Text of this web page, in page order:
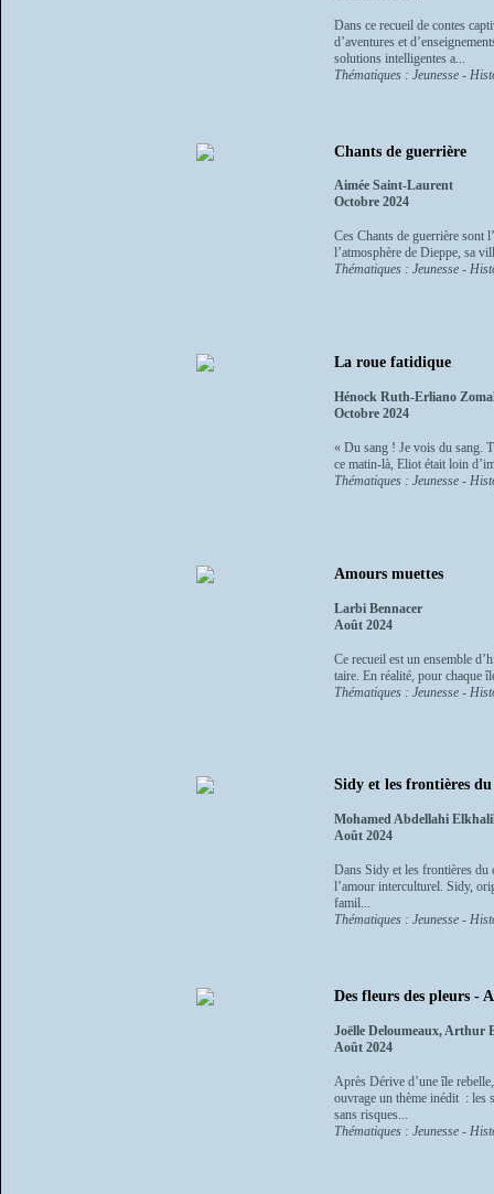
Dans ce recueil de contes
d’aventures et
solutions intelligentes a...
Thématiques : Jeunesse -
Chants de guerrière
Aimée Saint-Laurent
Octobre 2024
Ces Chants de guerrière sont
l’atmosphère de Dieppe, sa
Thématiques : Jeunesse -
La roue fatidique
Hénock Ruth-Erliano
Octobre 2024
« Du sang ! Je vois du sang.
ce matin-là, Eliot était loin
Thématiques : Jeunesse -
Amours muettes
Larbi Bennacer
Août 2024
Ce recueil est un ensemble
taire. En réalité, pour chaque
Thématiques : Jeunesse -
Sidy et les frontières
Mohamed Abdellahi
Août 2024
Dans Sidy et les frontières
l’amour interculturel. Sidy,
famil...
Thématiques : Jeunesse -
Des fleurs des pleurs -
Joëlle Deloumeaux, Arthur
Août 2024
Après Dérive d’une île
ouvrage un thème inédit : les
sans risques...
Thématiques : Jeunesse -